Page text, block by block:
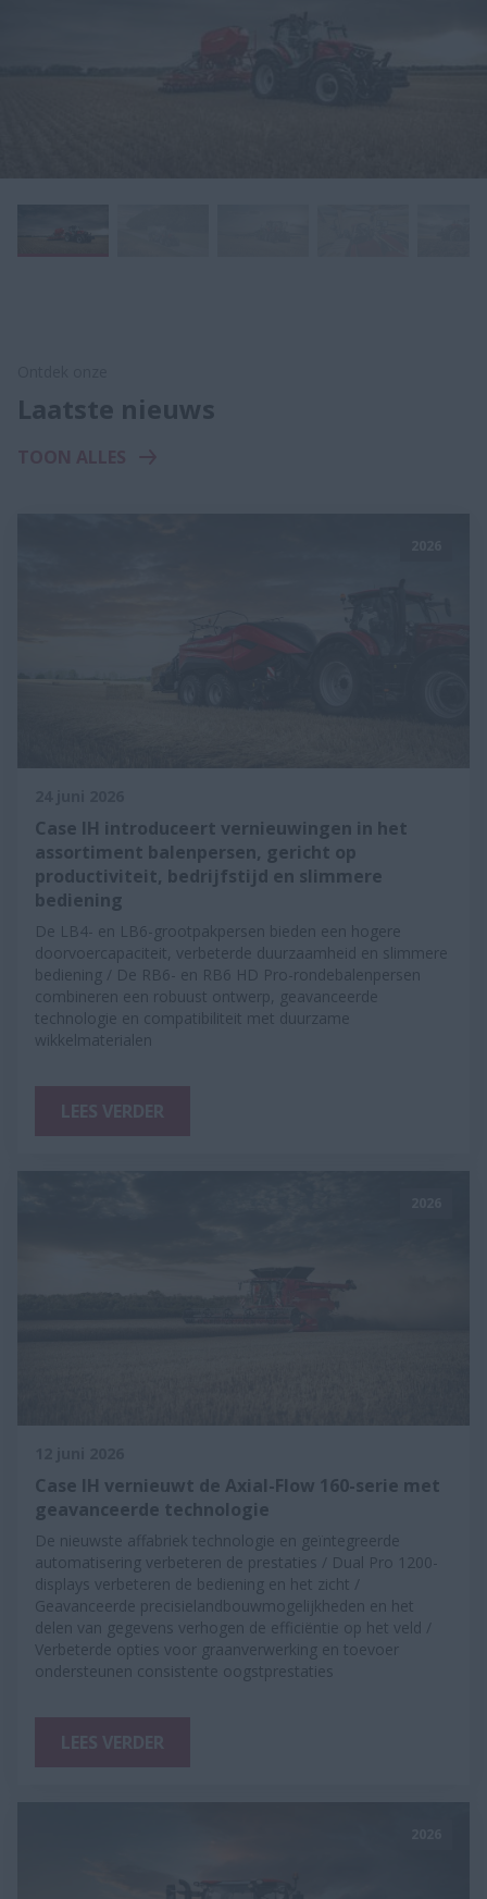
Laatste nieuws
Case IH introduceert vernieuwingen in het
assortiment balenpersen, gericht op
productiviteit, bedrijfstijd en slimmere
bediening
De LB4- en LB6-grootpakpersen bieden een hogere
doorvoercapaciteit, verbeterde duurzaamheid en slimmere
bediening / De RB6- en RB6 HD Pro-rondebalenpersen
combineren een robuust ontwerp, geavanceerde
technologie en compatibiliteit met duurzame
wikkelmaterialen
Case IH vernieuwt de Axial-Flow 160-serie met
geavanceerde technologie
De nieuwste affabriek technologie en geïntegreerde
automatisering verbeteren de prestaties / Dual Pro 1200-
displays verbeteren de bediening en het zicht /
Geavanceerde precisielandbouwmogelijkheden en het
delen van gegevens verhogen de efficiëntie op het veld /
Verbeterde opties voor graanverwerking en toevoer
ondersteunen consistente oogstprestaties